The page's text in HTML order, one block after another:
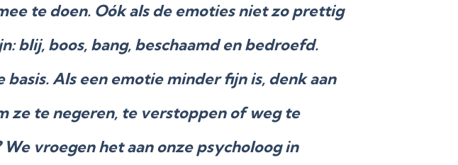
te doen. Oók als de emoties niet zo prettig
blij, boos, bang, beschaamd en bedroefd.
Als een emotie minder fijn is, denk aan
ze te negeren, te verstoppen of weg te
vroegen het aan onze psycholoog in